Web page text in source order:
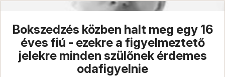
Bokszedzés közben halt meg egy 16
éves fiú - ezekre a figyelmeztető
jelekre minden szülőnek érdemes
odafigyelnie